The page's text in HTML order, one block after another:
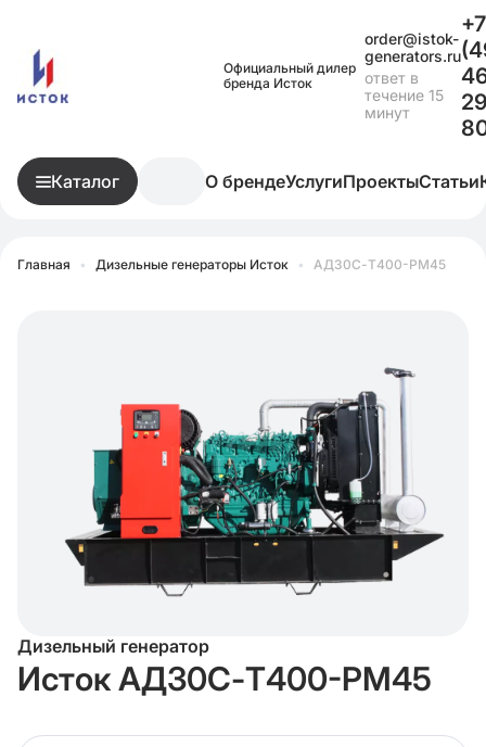
Официальный дилер
бренда Исток
order@istok-
generators.ru
ответ в
течение 15
минут
+7
Каталог О брендеУслугиПроектыСтатьи
Главная • Дизельные генераторы Исток • АД30С-Т400-РМ45
Дизельный генератор
Исток АД30С-Т400-РМ45